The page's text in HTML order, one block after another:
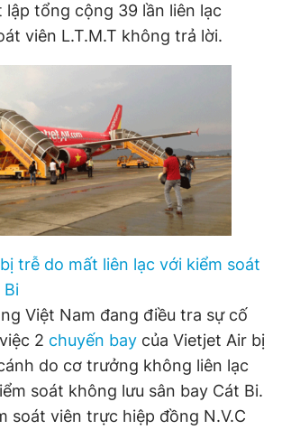
Ngọc Toàn
thường trực: Hải Thành
Lâm Hiếu Dũng
Trần Việt Hưng
số 110/GP - BTTTT cấp ngày 24.3.2020
quyền thuộc về Báo Thanh Niên. Cấm sao
thức nếu không có sự chấp thuận bằng văn
ePi Technologies, JSC.
lập tổng cộng 39 lần liên lạc
viên L.T.M.T không trả lời.
trễ do mất liên lạc với kiểm soát
Bi
Việt Nam đang điều tra sự cố
2 chuyến bay của Vietjet Air bị
do cơ trưởng không liên lạc
soát không lưu sân bay Cát Bi.
soát viên trực hiệp đồng N.V.C